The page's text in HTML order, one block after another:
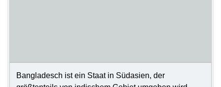
Bangladesch ist ein Staat in Südasien, der